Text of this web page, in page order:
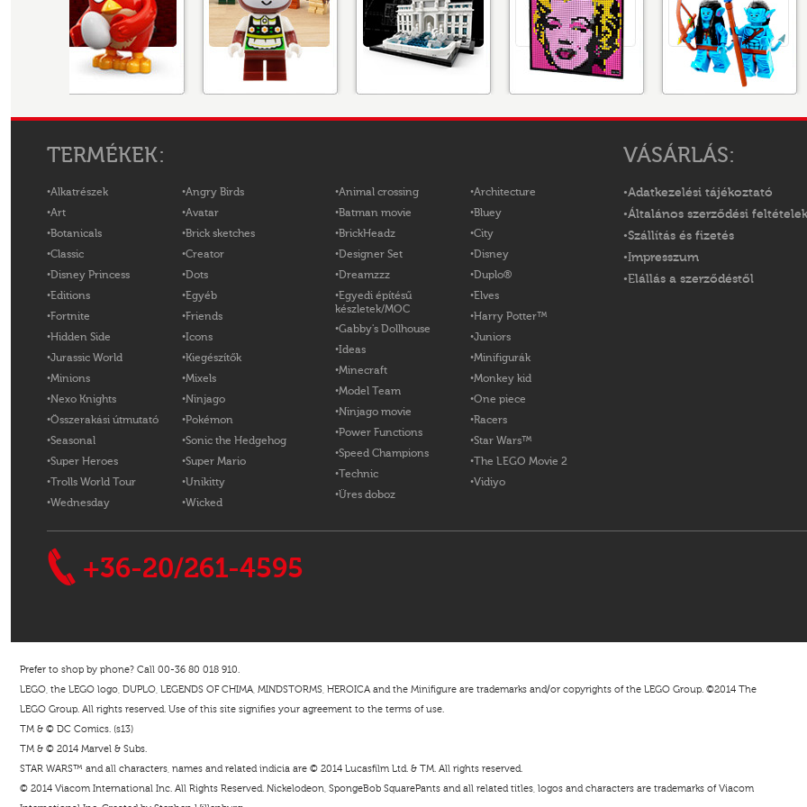
TERMÉKEK:
Alkatrészek
Art
Botanicals
Classic
Disney Princess
Editions
Fortnite
Hidden Side
Jurassic World
Minions
Nexo Knights
Összerakási útmutató
Seasonal
Super Heroes
Trolls World Tour
Wednesday
Angry Birds
Avatar
Brick sketches
Creator
Dots
Egyéb
Friends
Icons
Kiegészítők
Mixels
Ninjago
Pokémon
Sonic the Hedgehog
Super Mario
Unikitty
Wicked
Animal crossing
Batman movie
BrickHeadz
Designer Set
Dreamzzz
Egyedi építésű
készletek/MOC
Gabby's Dollhouse
Ideas
Minecraft
Model Team
Ninjago movie
Power Functions
Speed Champions
Technic
Üres doboz
Architecture
Bluey
City
Disney
Duplo®
Elves
Harry Potter™
Juniors
Minifigurák
Monkey kid
One piece
Racers
Star Wars™
The LEGO Movie 2
Vidiyo
VÁSÁRLÁS:
Adatkezelési tájékoztató
Általános szerződési feltételek
Szállítás és fizetés
Impresszum
Elállás a szerződéstől
+36-20/261-4595
Prefer to shop by phone? Call 00-36 80 018 910.
LEGO, the LEGO logo, DUPLO, LEGENDS OF CHIMA, MINDSTORMS, HEROICA and the Minifigure are trademarks and/or copyrights of the LEGO Group. ©2014 The
LEGO Group. All rights reserved. Use of this site signifies your agreement to the terms of use.
TM & © DC Comics. (s13)
TM & © 2014 Marvel & Subs.
STAR WARS™ and all characters, names and related indicia are © 2014 Lucasfilm Ltd. & TM. All rights reserved.
© 2014 Viacom International Inc. All Rights Reserved. Nickelodeon, SpongeBob SquarePants and all related titles, logos and characters are trademarks of Viacom